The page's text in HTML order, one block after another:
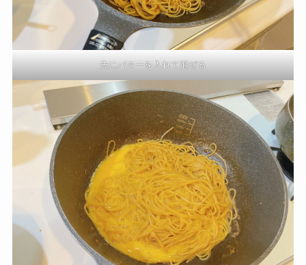
先にバターを入れて混ぜる